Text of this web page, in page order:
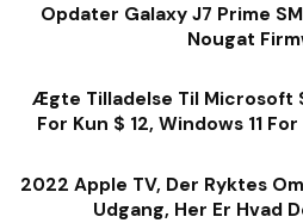
Opdater Galaxy J7 Prime
Nougat
Ægte Tilladelse Til Microsoft
For Kun $ 12, Windows 11
2022 Apple TV, Der Ryktes
Udgang, Her Er Hvad